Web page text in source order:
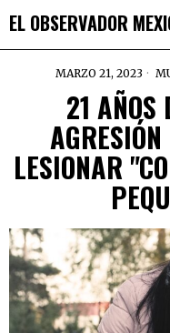
EL OBSERVADOR
MARZO 21, 2023
21 AÑOS
LESIONAR